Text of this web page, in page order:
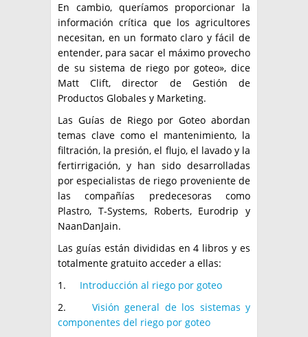
En cambio, queríamos proporcionar la
información crítica que los agricultores
necesitan, en un formato claro y fácil de
entender, para sacar el máximo provecho
de su sistema de riego por goteo», dice
Matt Clift, director de Gestión de
Productos Globales y Marketing.
Las Guías de Riego por Goteo abordan
temas clave como el mantenimiento, la
filtración, la presión, el flujo, el lavado y la
fertirrigación, y han sido desarrolladas
por especialistas de riego proveniente de
las compañías predecesoras como
Plastro, T-Systems, Roberts, Eurodrip y
NaanDanJain.
Las guías están divididas en 4 libros y es
totalmente gratuito acceder a ellas:
1. Introducción al riego por goteo
2. Visión general de los sistemas y
componentes del riego por goteo